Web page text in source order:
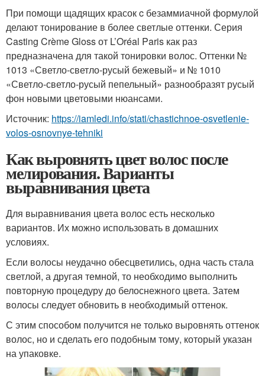
При помощи щадящих красок c безаммиачной формулой
делают тонирование в более светлые оттенки. Серия
Casting Crème Gloss от L’Oréal Paris как раз
предназначена для такой тонировки волос. Оттенки №
1013 «Светло-светло-русый бежевый» и № 1010
«Светло-светло-русый пепельный» разнообразят русый
фон новыми цветовыми нюансами.
Источник: https://iamledi.info/stati/chastichnoe-osvetlenie-
volos-osnovnye-tehniki
Как выровнять цвет волос после
мелирования. Варианты
выравнивания цвета
Для выравнивания цвета волос есть несколько
вариантов. Их можно использовать в домашних
условиях.
Если волосы неудачно обесцветились, одна часть стала
светлой, а другая темной, то необходимо выполнить
повторную процедуру до белоснежного цвета. Затем
волосы следует обновить в необходимый оттенок.
С этим способом получится не только выровнять оттенок
волос, но и сделать его подобным тому, который указан
на упаковке.